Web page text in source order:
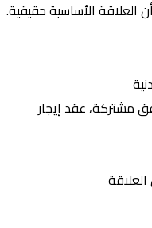
العلاقة الأساسية حقيقية.
مشتركة، عقد إيجار